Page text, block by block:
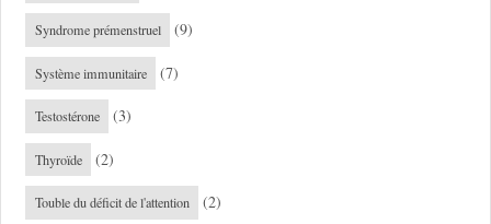
Syndrome prémenstruel (9)
Système immunitaire (7)
Testostérone (3)
Thyroïde (2)
Touble du déficit de l'attention (2)